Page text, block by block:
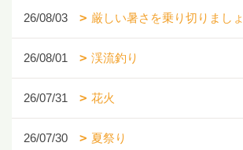
26/08/03 厳しい暑さを乗り切りまし
26/08/01 渓流釣り
26/07/31 花火
26/07/30 夏祭り